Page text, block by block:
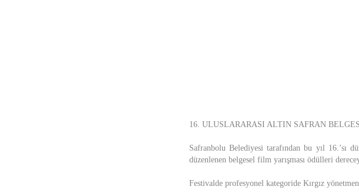
16. ULUSLARARASI ALTIN SAFRAN
Safranbolu Belediyesi tarafından bu yıl 16.’sı
düzenlenen belgesel film yarışması ödülleri
Festivalde profesyonel kategoride Kırgız